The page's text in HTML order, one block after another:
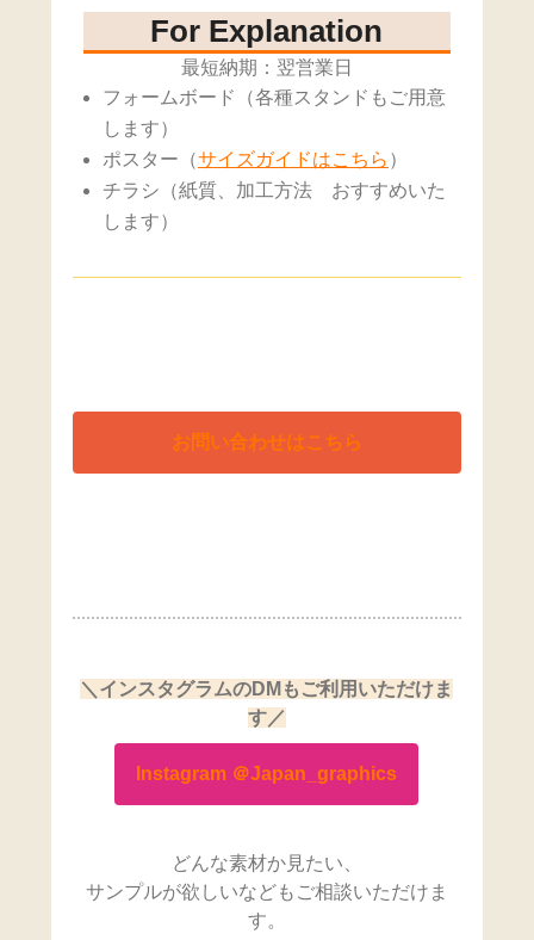
For Explanation
最短納期：翌営業日
フォームボード（各種スタンドもご用意
します）
ポスター（サイズガイドはこちら ）
チラシ（紙質、加工方法 おすすめいた
します）
お問い合わせはこちら
＼インスタグラムのDMもご利用いただけま
す／
Instagram ＠Japan_graphics
どんな素材か見たい、
サンプルが欲しいなどもご相談いただけま
す。